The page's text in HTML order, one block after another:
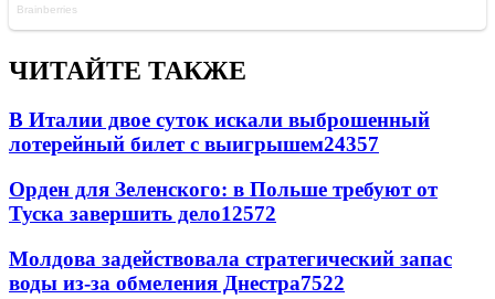
ЧИТАЙТЕ ТАКЖЕ
В Италии двое суток искали выброшенный
лотерейный билет с выигрышем24357
Орден для Зеленского: в Польше требуют от
Туска завершить дело12572
Молдова задействовала стратегический запас
воды из-за обмеления Днестра7522